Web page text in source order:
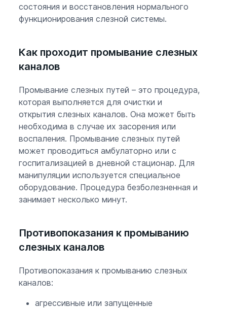
состояния и восстановления нормального
функционирования слезной системы.
Как проходит промывание слезных
каналов
Промывание слезных путей – это процедура,
которая выполняется для очистки и
открытия слезных каналов. Она может быть
необходима в случае их засорения или
воспаления. Промывание слезных путей
может проводиться амбулаторно или с
госпитализацией в дневной стационар. Для
манипуляции используется специальное
оборудование. Процедура безболезненная и
занимает несколько минут.
Противопоказания к промыванию
слезных каналов
Противопоказания к промыванию слезных
каналов:
агрессивные или запущенные